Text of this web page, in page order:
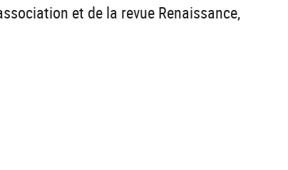
et de la revue Renaissance,